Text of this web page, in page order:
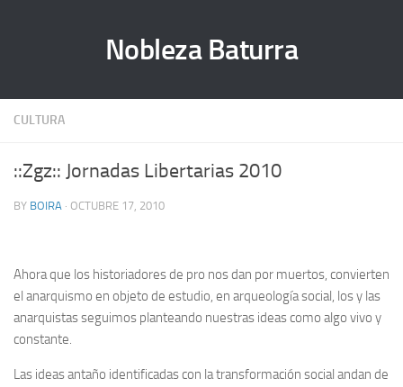
Nobleza Baturra
CULTURA
::Zgz:: Jornadas Libertarias 2010
BY BOIRA · OCTUBRE 17, 2010
Ahora que los historiadores de pro nos dan por muertos, convierten
el anarquismo en objeto de estudio, en arqueología social, los y las
anarquistas seguimos planteando nuestras ideas como algo vivo y
constante.
Las ideas antaño identificadas con la transformación social andan de